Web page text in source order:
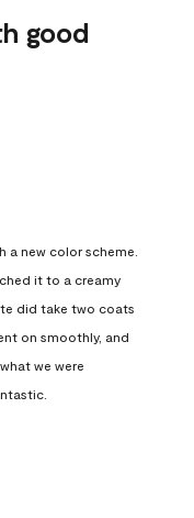
good
a new color scheme.
it to a creamy
did take two coats
on smoothly, and
we were